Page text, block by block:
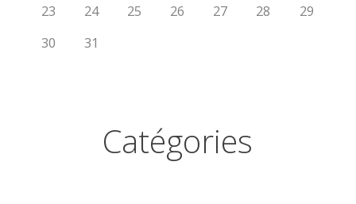
23
24 25 26 27 28
29
30
31
Catégories